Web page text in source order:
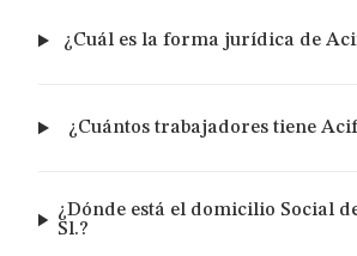
¿Cuál es la forma jurídica de
¿Cuántos trabajadores tiene
¿Dónde está el domicilio Social
Sl.?